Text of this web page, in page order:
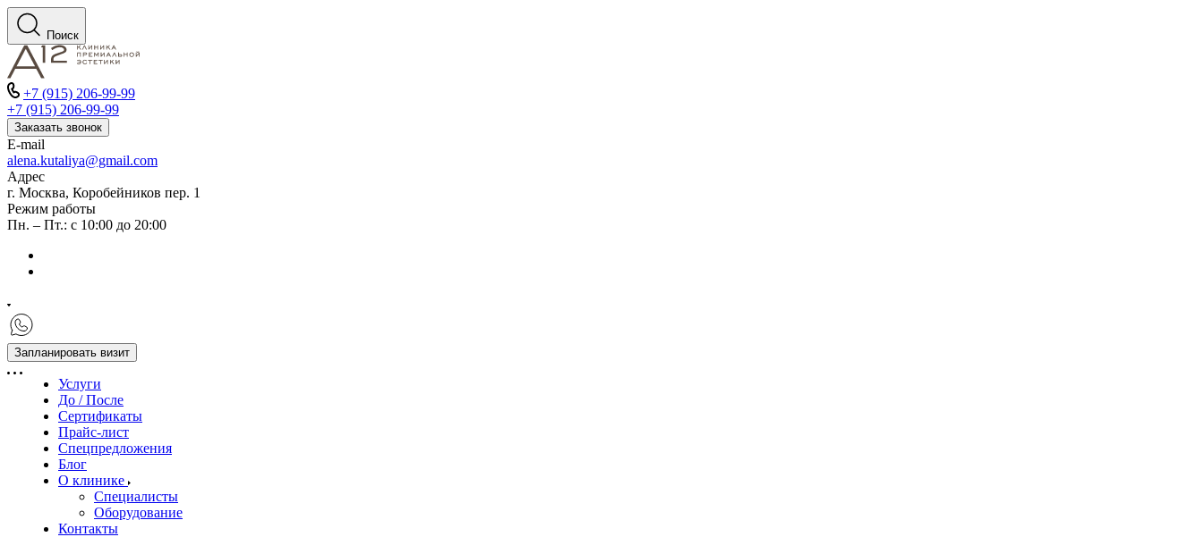
Поиск
+7 (915) 206-99-99
+7 (915) 206-99-99
Заказать звонок
E-mail
alena.kutaliya@gmail.com
Адрес
г. Москва, Коробейников пер. 1
Режим работы
Пн. – Пт.: с 10:00 до 20:00
Запланировать визит
Услуги
До / После
Сертификаты
Прайс-лист
Спецпредложения
Блог
О клинике
Специалисты
Оборудование
Контакты